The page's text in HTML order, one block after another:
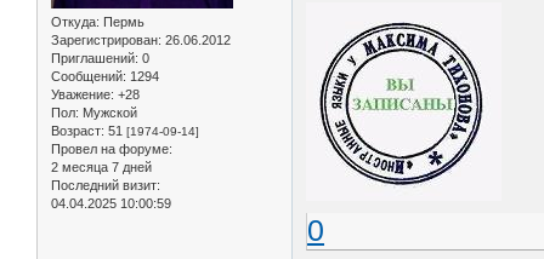
Откуда: Пермь
Зарегистрирован: 26.06.2012
Приглашений: 0
Сообщений: 1294
Уважение: +28
Пол: Мужской
Возраст: 51 [1974-09-14]
Провел на форуме:
2 месяца 7 дней
Последний визит:
04.04.2025 10:00:59
0